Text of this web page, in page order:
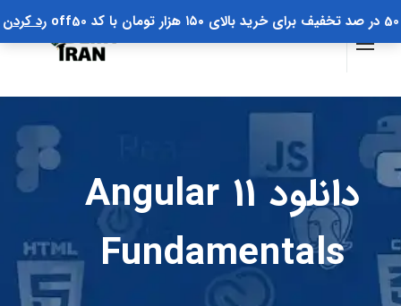
50 در صد تخفیف برای خرید بالای ۱۵۰ هزار تومان با کد off50 رد کردن
دانلود Angular 11
Fundamentals